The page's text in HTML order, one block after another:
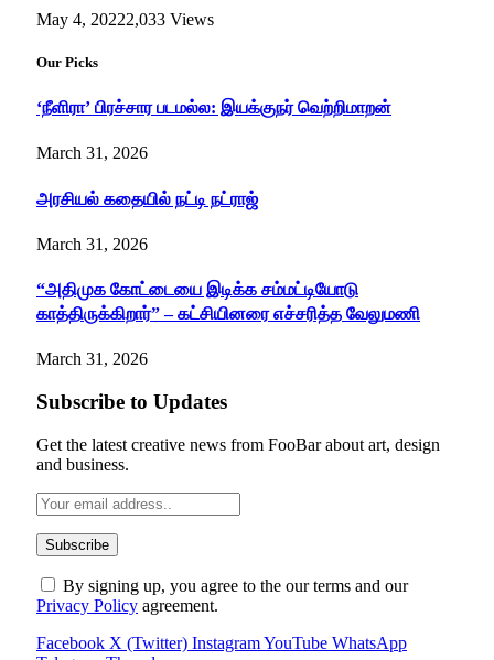
May 4, 20222,033 Views
Our Picks
‘நீளிரா’ பிரச்சார படமல்ல: இயக்குநர் வெற்றிமாறன்
March 31, 2026
அரசியல் கதையில் நட்டி நட்ராஜ்
March 31, 2026
“அதிமுக கோட்டையை இடிக்க சம்மட்டியோடு
காத்திருக்கிறார்” – கட்சியினரை எச்சரித்த வேலுமணி
March 31, 2026
Subscribe to Updates
Get the latest creative news from FooBar about art, design
and business.
By signing up, you agree to the our terms and our
Privacy Policy agreement.
Facebook X (Twitter) InstagramYouTube WhatsApp